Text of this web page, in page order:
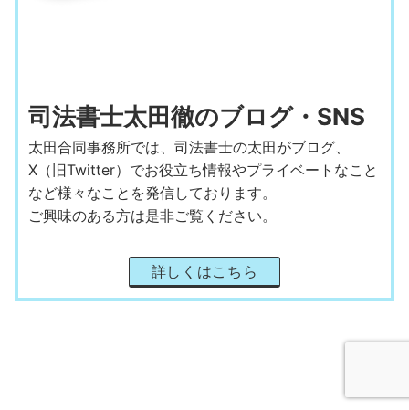
司法書士太田徹のブログ・SNS
太田合同事務所では、司法書士の太田がブログ、
X（旧Twitter）でお役立ち情報やプライベートなこと
など様々なことを発信しております。
ご興味のある方は是非ご覧ください。
詳しくはこちら